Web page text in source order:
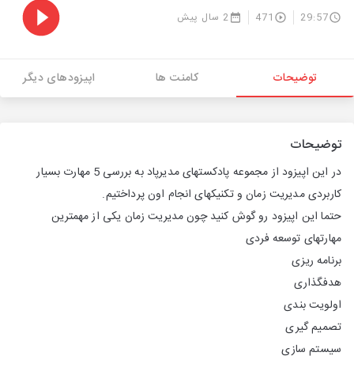
29:57
471 2 سال پیش
توضیحات کامنت ها اپیزودهای دیگر
توضیحات
در این اپیزود از مجموعه پادکستهای مدیرپاد به بررسی 5 مهارت بسیار
کاربردی مدیریت زمان و تکنیکهای انجام اون پرداختیم.
حتما این اپیزود رو گوش کنید چون مدیریت زمان یکی از مهمترین
مهارتهای توسعه فردی
برنامه ریزی
هدفگذاری
اولویت بندی
تصمیم گیری
سیستم سازی